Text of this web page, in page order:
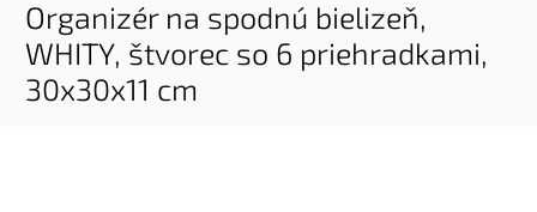
Organizér na spodnú bielizeň,
WHITY, štvorec so 6 priehradkami,
30x30x11 cm